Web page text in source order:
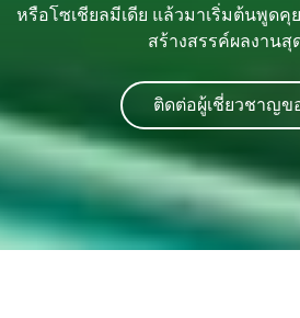
หรือโซเชียลมีเดีย แล้วมาเริ่มต้นพูดคุ
สร้างสรรค์ผลงานสุ
ติดต่อผู้เชี่ยวชาญข